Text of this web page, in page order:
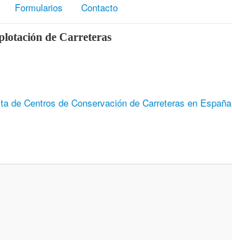
Formularios Contacto
de Carreteras
de Centros de Conservación de Carreteras en España